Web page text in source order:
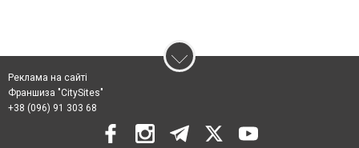
Реклама на сайті
Франшиза "CitySites"
+38 (096) 91 303 68